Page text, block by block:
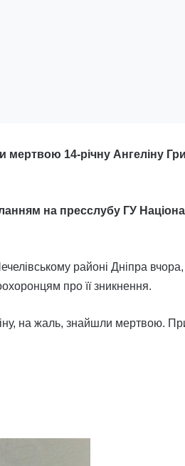
мертвою 14-річну Ангеліну
на пресслубу ГУ
районі Дніпра
про її зникнення.
на жаль, знайшли мертвою.